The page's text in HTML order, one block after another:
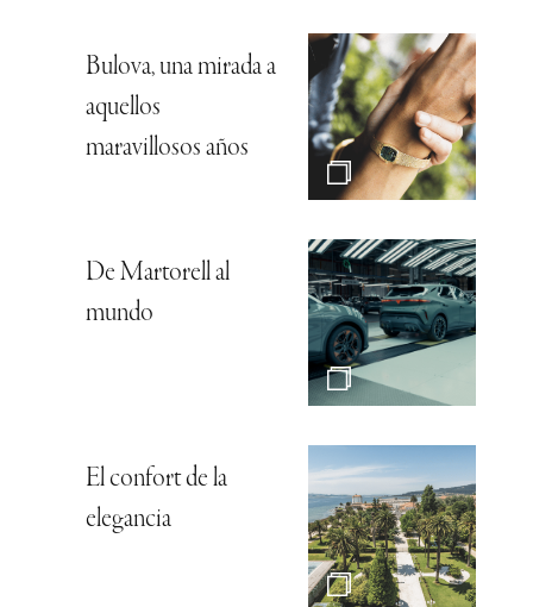
Bulova, una mirada a
aquellos
maravillosos años
De Martorell al
mundo
El confort de la
elegancia